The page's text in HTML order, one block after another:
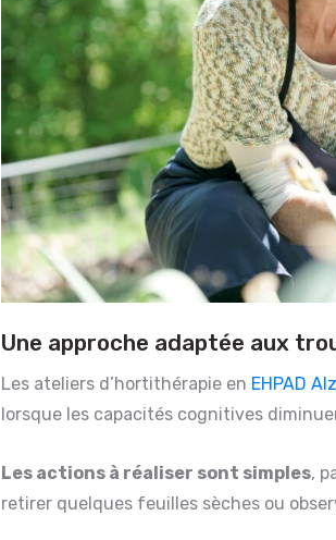
Une approche adaptée aux
Les ateliers d’hortithérapie en EHPAD
lorsque les capacités cognitives
Les actions à réaliser sont simples,
retirer quelques feuilles sèches ou